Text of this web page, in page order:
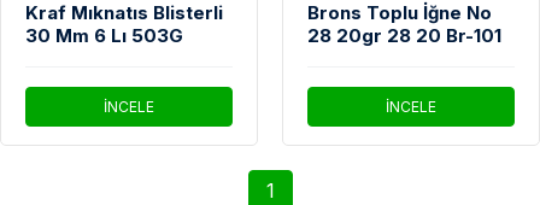
Kraf Mıknatıs Blisterli
30 Mm 6 Lı 503G
İNCELE
Brons Toplu İğne No
28 20gr 28 20 Br-101
İNCELE
1